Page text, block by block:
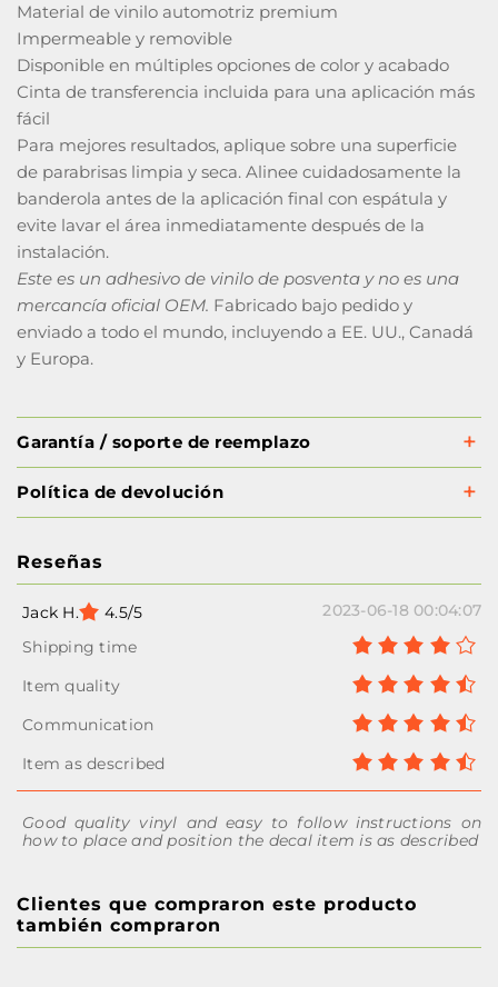
Material de vinilo automotriz premium
Impermeable y removible
Disponible en múltiples opciones de color y acabado
Cinta de transferencia incluida para una aplicación más
fácil
Para mejores resultados, aplique sobre una superficie
de parabrisas limpia y seca. Alinee cuidadosamente la
banderola antes de la aplicación final con espátula y
evite lavar el área inmediatamente después de la
instalación.
Este es un adhesivo de vinilo de posventa y no es una
mercancía oficial OEM. Fabricado bajo pedido y
enviado a todo el mundo, incluyendo a EE. UU., Canadá
y Europa.
Garantía / soporte de reemplazo
Política de devolución
Reseñas
Jack H. 4.5/5 2023-06-18 00:04:07
Good quality vinyl and easy to follow instructions on
how to place and position the decal item is as described
Clientes que compraron este producto
también compraron